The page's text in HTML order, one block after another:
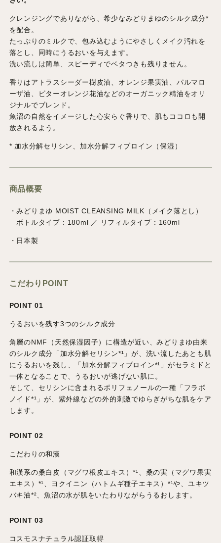
クレンジングでありながら、希少なみどりまゆのシルク成分*
を配合。
たっぷりのミルクで、包み込むようにやさしくメイク汚れを
落とし、同時にうるおいを与えます。
洗い流しは簡単、スピーディでベタつきも残りません。
香りはアトラスシーダー樹皮油、オレンジ果実油、パルマロ
ーザ油、ビターオレンジ花油などのオーガニック精油をオリ
ジナルでブレンド。
魚沼の自然をイメージした心安らぐ香りで、肌もココロも開
放されるよう。
* 加水分解セリシン、加水分解フィブロイン（保湿）
商品概要
・みどりまゆ MOIST CLEANSING MILK（メイク落とし）
ボトルタイプ：180ml ／ リフィルタイプ：160ml
・日本製
こだわりPOINT
POINT 01
うるおいを残す3つのシルク成分
角層のNMF（天然保湿因子）に構造が近い、みどりまゆ由来
のシルク成分「加水分解セリシン*¹」が、洗い流したあとも肌
にうるおいを残し、「加水分解フィブロイン*¹」がセラミドと
一体となることで、うるおいが逃げない肌に。
そして、セリシンに含まれるポリフェノールの一種「フラボ
ノイド*¹」が、紫外線などの外的刺激でゆらぎがちな肌をケア
します。
POINT 02
こだわりの和漢
和漢系の桑白皮（マグワ根皮エキス）*¹、桑の実（マグワ果実
エキス）*¹、ヨクイニン（ハトムギ種子エキス）*¹や、ユキツ
バキ油*²、魚沼の水が肌をいたわりながらうるおします。
POINT 03
コスモスナチュラル認証取得